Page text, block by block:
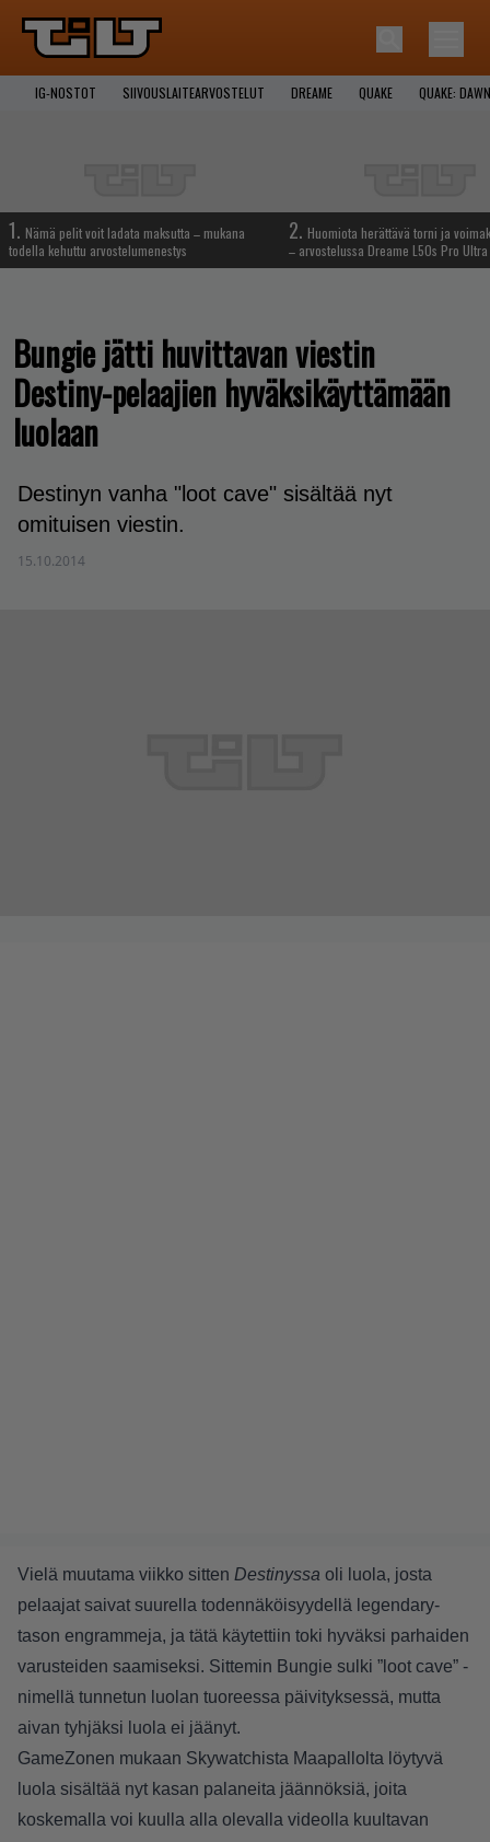
IG-NOSTOT SIIVOUSLAITEARVOSTELUT DREAME QUAKE QUAKE:
1. Nämä pelit voit ladata maksutta – mukana
todella kehuttu arvostelumenestys
2. Huomiota herättävä torni ja
– arvostelussa Dreame L50s Pro Ultra
Bungie jätti huvittavan viestin
Destiny-pelaajien hyväksikäyttämään
luolaan
Destinyn vanha "loot cave" sisältää nyt
omituisen viestin.
15.10.2014
Vielä muutama viikko sitten Destinyssa oli luola, josta
pelaajat saivat suurella todennäköisyydellä legendary-
tason engrammeja, ja tätä käytettiin toki hyväksi parhaiden
varusteiden saamiseksi. Sittemin Bungie sulki ”loot cave” -
nimellä tunnetun luolan tuoreessa päivityksessä, mutta
aivan tyhjäksi luola ei jäänyt.
GameZonen mukaan Skywatchista Maapallolta löytyvä
luola sisältää nyt kasan palaneita jäännöksiä, joita
koskemalla voi kuulla alla olevalla videolla kuultavan